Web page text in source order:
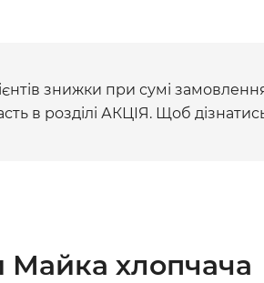
знижки при сумі
в розділі АКЦІЯ. Щоб
Майка хлопчача